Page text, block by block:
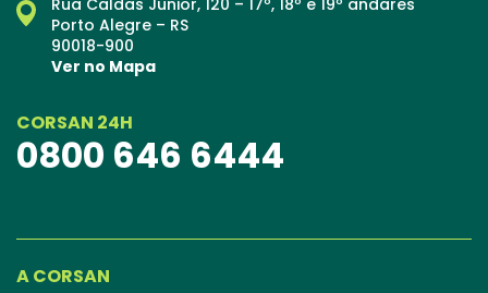
Porto Alegre – RS
90018-900
Ver no Mapa
CORSAN 24H
0800 646 6444
A CORSAN